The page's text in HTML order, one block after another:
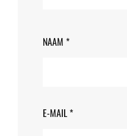
NAAM *
E-MAIL*